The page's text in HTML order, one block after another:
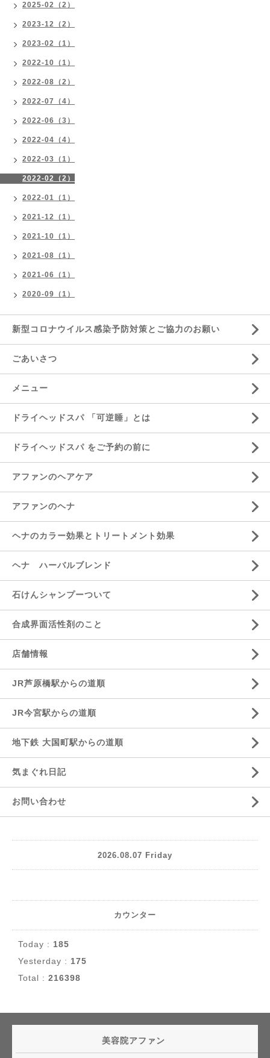
2025-02（2）
2023-12（2）
2023-02（1）
2022-10（1）
2022-08（2）
2022-07（4）
2022-06（3）
2022-04（4）
2022-03（1）
2022-02（2）
2022-01（1）
2021-12（1）
2021-10（1）
2021-08（1）
2021-06（1）
2020-09（1）
新型コロナウイルス感染予防対策とご協力のお願い
ごあいさつ
メニュー
ドライヘッドスパ 「可逆睡」とは
ドライヘッドスパ をご予約の前に
アファンのヘアケア
アファンのヘナ
ヘナのカラー効果とトリートメント効果
ヘナ ハーバルブレンド
石けんシャンプーついて
合成界面活性剤のこと
店舗情報
JR芦原橋駅からの道順
JR今宮駅からの道順
地下鉄 大国町駅からの道順
気まぐれ日記
お問い合わせ
2026.08.07 Friday
カウンター
Today : 185
Yesterday : 175
Total : 216398
美容院アファン